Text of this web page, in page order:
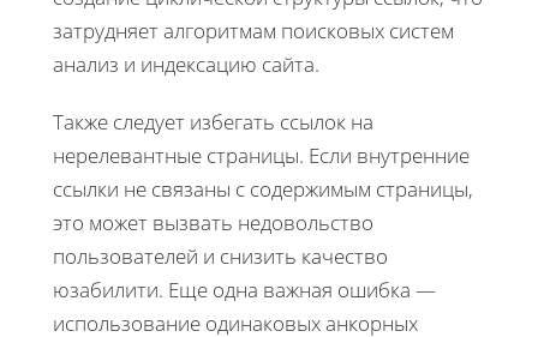
затрудняет алгоритмам поисковых систем
анализ и индексацию сайта.
Также следует избегать ссылок на
нерелевантные страницы. Если внутренние
ссылки не связаны с содержимым страницы,
это может вызвать недовольство
пользователей и снизить качество
юзабилити. Еще одна важная ошибка —
использование одинаковых анкорных